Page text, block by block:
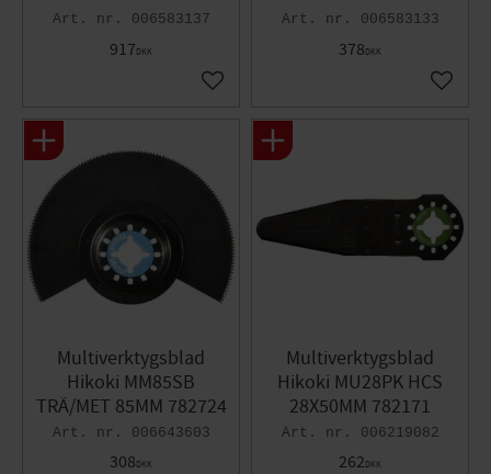
006583137
917DKK
Gem som favorit
006583133
378DKK
Gem
Multiverktygsblad
Hikoki MM85SB
TRÄ/MET 85MM 782724
006643603
308DKK
Multiverktygsblad
Hikoki MU28PK HCS
28X50MM 782171
006219082
262DKK